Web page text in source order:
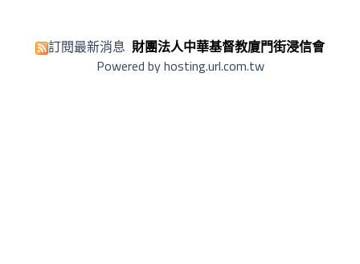
訂閱最新消息 財團法人中華基督教廈門街浸信會
Powered by hosting.url.com.tw